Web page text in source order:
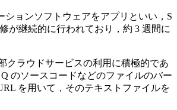
ョンソフトウェアをアプリといい，S
が継続的に行われており，約 3 週間に
クラウドサービスの利用に積極的であ
のソースコードなどのファイルのバー
を用いて，そのテキストファイルを